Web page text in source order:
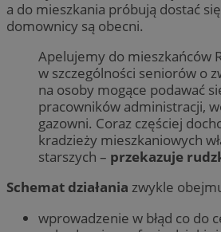
a do mieszkania próbują dostać
domownicy są obecni.
Apelujemy do mieszkańców
w szczególności seniorów o
na osoby mogące podawać
pracowników administracji,
gazowni. Coraz częściej
kradzieży mieszkaniowych
starszych – przekazuje
Schemat działania zwykle
wprowadzenie w błąd co do